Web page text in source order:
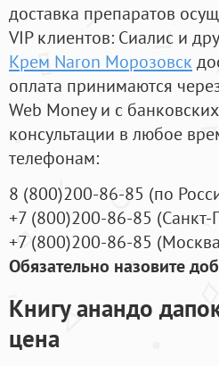
доставка препаратов
VIP клиентов: Сиалис и
Крем Naron Морозовск
оплата принимаются
Web Money и с
консультации в любое
телефонам:
8 (800)200-86-85 (по
+7 (800)200-86-85 (Санкт-
+7 (800)200-86-85 (
Обязательно назовите
Книгу анандо
цена